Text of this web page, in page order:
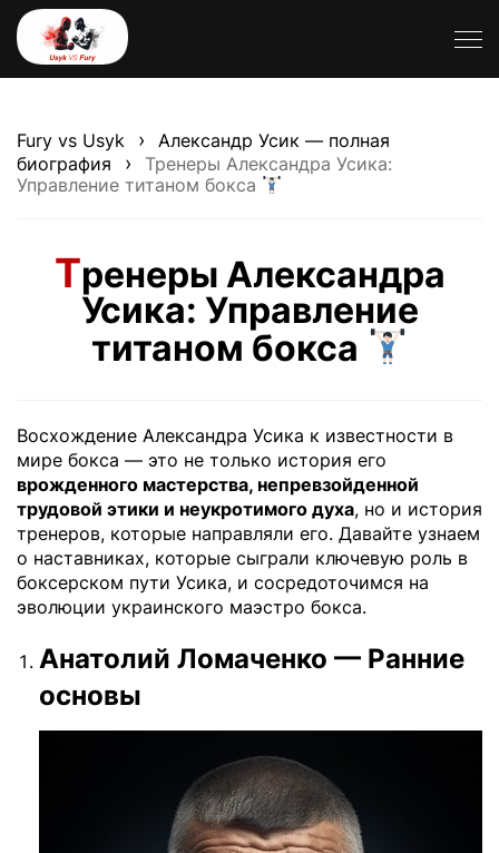
Fury vs Usyk ›
Александр Усик — полная
биография
›
Тренеры Александра Усика:
Управление титаном бокса
Тренеры Александра
Усика: Управление
титаном бокса
Восхождение Александра Усика к известности в
мире бокса — это не только история его
врожденного мастерства, непревзойденной
трудовой этики и неукротимого духа, но и история
тренеров, которые направляли его. Давайте узнаем
о наставниках, которые сыграли ключевую роль в
боксерском пути Усика, и сосредоточимся на
эволюции украинского маэстро бокса.
Анатолий Ломаченко — Ранние
основы